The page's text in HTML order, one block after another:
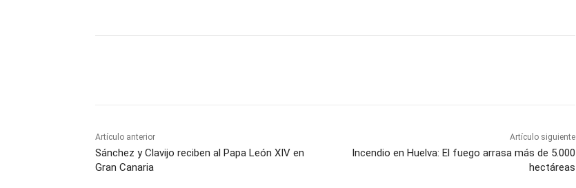
Artículo anterior
Sánchez y Clavijo reciben al Papa León XIV en
Gran Canaria
Artículo siguiente
Incendio en Huelva: El fuego arrasa más de 5.000
hectáreas